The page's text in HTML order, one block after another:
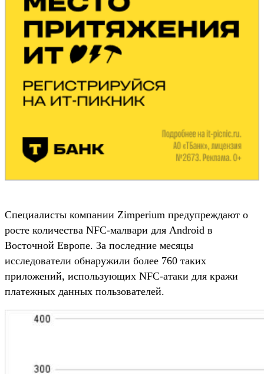
Специалисты компании Zimperium предупреждают о
росте количества NFC-малвари для Android в
Восточной Европе. За последние месяцы
исследователи обнаружили более 760 таких
приложений, использующих NFC-атаки для кражи
платежных данных пользователей.